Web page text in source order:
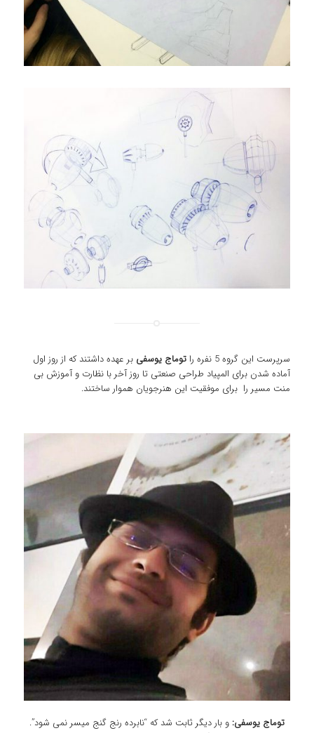
سرپرست این گروه 5 نفره را توماج یوسفی بر عهده داشتند که از روز اول
آماده شدن برای المپیاد طراحی صنعتی تا روز آخر با نظارت و آموزش بی
منت مسیر را برای موفقیت این هنرجویان هموار ساختند.
توماج یوسفی:و بار دیگر ثابت شد که “نابرده رنج گنج میسر نمی شود”.